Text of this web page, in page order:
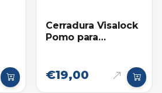
Cerradura Visalock
Pomo para
€19,00